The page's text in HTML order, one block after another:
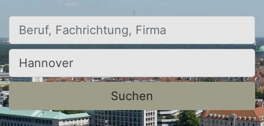
Beruf, Fachrichtung, Firma
Ort, Stadt
Suchen